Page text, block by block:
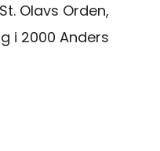
Olavs Orden,
i 2000 Anders